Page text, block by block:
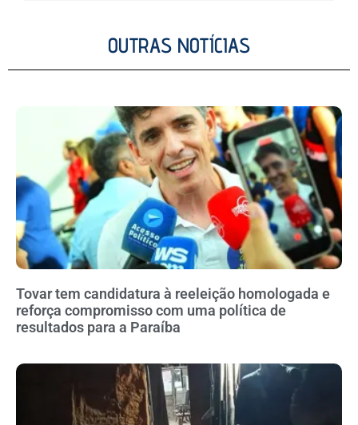
OUTRAS NOTÍCIAS
Tovar tem candidatura à reeleição homologada e
reforça compromisso com uma política de
resultados para a Paraíba